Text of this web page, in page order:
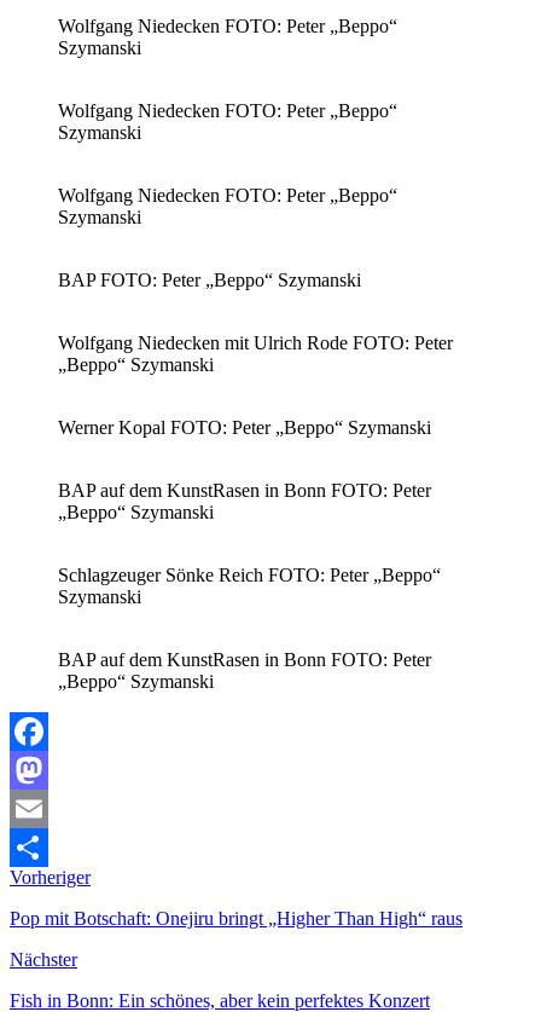
Wolfgang Niedecken FOTO: Peter „Beppo“
Szymanski
Wolfgang Niedecken FOTO: Peter „Beppo“
Szymanski
Wolfgang Niedecken FOTO: Peter „Beppo“
Szymanski
BAP FOTO: Peter „Beppo“ Szymanski
Wolfgang Niedecken mit Ulrich Rode FOTO: Peter
„Beppo“ Szymanski
Werner Kopal FOTO: Peter „Beppo“ Szymanski
BAP auf dem KunstRasen in Bonn FOTO: Peter
„Beppo“ Szymanski
Schlagzeuger Sönke Reich FOTO: Peter „Beppo“
Szymanski
BAP auf dem KunstRasen in Bonn FOTO: Peter
„Beppo“ Szymanski
Facebook
Mastodon
Email
Teilen
Vorheriger
Pop mit Botschaft: Onejiru bringt „Higher Than High“ raus
Nächster
Fish in Bonn: Ein schönes, aber kein perfektes Konzert